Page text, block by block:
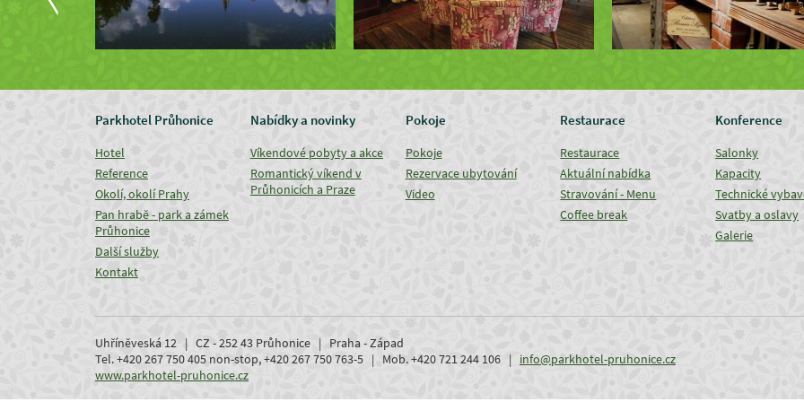
Parkhotel Průhonice
Hotel
Reference
Okolí, okolí Prahy
Pan hrabě - park a zámek
Průhonice
Další služby
Kontakt
Nabídky a novinky
Víkendové pobyty a akce
Romantický víkend v
Průhonicích a Praze
Pokoje
Pokoje
Rezervace ubytování
Video
Restaurace
Restaurace
Aktuální nabídka
Stravování - Menu
Coffee break
Konference
Salonky
Kapacity
Technické
Svatby a oslavy
Galerie
Uhříněveská 12 | CZ - 252 43 Průhonice | Praha - Západ
Tel. +420 267 750 405 non-stop, +420 267 750 763-5 | Mob. +420 721 244 106 | info@parkhotel-pruhonice.cz
www.parkhotel-pruhonice.cz